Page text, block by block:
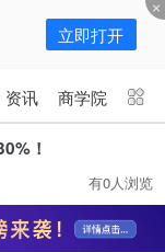
立即打开
资讯 商学院
商学院
行业峰会
！
有0人浏览